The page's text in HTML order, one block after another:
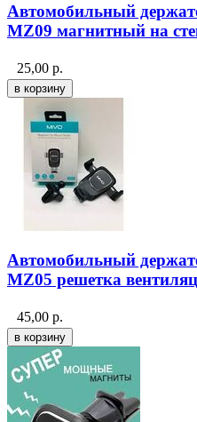
Автомобильный
MZ09 магнитный на
25,00 р.
Автомобильный
MZ05 решетка
45,00 р.